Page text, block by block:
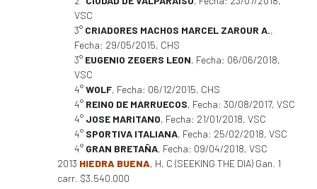
VSC
3° CRIADORES MACHOS MARCEL ZAROUR A.,
Fecha: 29/05/2015, CHS
3° EUGENIO ZEGERS LEON, Fecha: 06/06/2018,
VSC
4°WOLF, Fecha: 06/12/2015, CHS
4° REINO DE MARRUECOS, Fecha: 30/08/2017, VSC
4° JOSE MARITANO, Fecha: 21/01/2018, VSC
4° SPORTIVA ITALIANA, Fecha: 25/02/2018, VSC
4° GRAN BRETAÑA, Fecha: 09/04/2018, VSC
2013 HIEDRA BUENA, H, C (SEEKING THE DIA) Gan. 1
carr. $3.540.000